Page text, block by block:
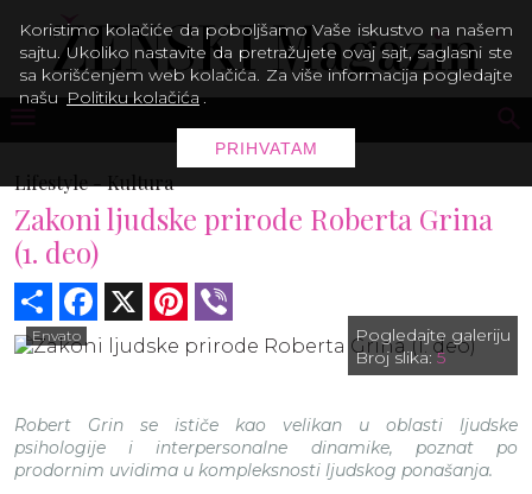
Lifestyle -Kultura
Zakoni ljudske prirode Roberta Grina
(1. deo)
Share Facebook Pinterest
Envato
Pogledajte galeriju
Broj slika:5
Robert Grin se ističe kao velikan u oblasti ljudske
psihologije i interpersonalne dinamike, poznat po
prodornim uvidima u kompleksnosti ljudskog ponašanja.
Koristimo kolačiće da poboljšamo Vaše iskustvo na našem
sajtu. Ukoliko nastavite da pretražujete ovaj sajt, saglasni ste
sa korišćenjem web kolačića. Za više informacija pogledajte
našu Politiku kolačića .
PRIHVATAM